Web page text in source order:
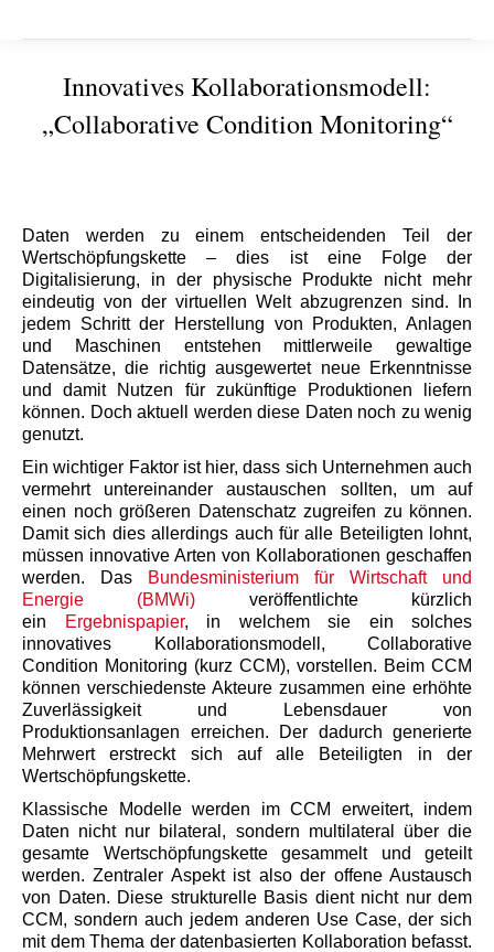
Innovatives Kollaborationsmodell:
„Collaborative Condition Monitoring“
Daten werden zu einem entscheidenden Teil der
Wertschöpfungskette – dies ist eine Folge der
Digitalisierung, in der physische Produkte nicht mehr
eindeutig von der virtuellen Welt abzugrenzen sind. In
jedem Schritt der Herstellung von Produkten, Anlagen
und Maschinen entstehen mittlerweile gewaltige
Datensätze, die richtig ausgewertet neue Erkenntnisse
und damit Nutzen für zukünftige Produktionen liefern
können. Doch aktuell werden diese Daten noch zu wenig
genutzt.
Ein wichtiger Faktor ist hier, dass sich Unternehmen auch
vermehrt untereinander austauschen sollten, um auf
einen noch größeren Datenschatz zugreifen zu können.
Damit sich dies allerdings auch für alle Beteiligten lohnt,
müssen innovative Arten von Kollaborationen geschaffen
werden. Das Bundesministerium für Wirtschaft und
Energie (BMWi) veröffentlichte kürzlich
ein
Ergebnispapier, in welchem sie ein solches
innovatives Kollaborationsmodell, Collaborative
Condition Monitoring (kurz CCM), vorstellen. Beim CCM
können verschiedenste Akteure zusammen eine erhöhte
Zuverlässigkeit und Lebensdauer von
Produktionsanlagen erreichen. Der dadurch generierte
Mehrwert erstreckt sich auf alle Beteiligten in der
Wertschöpfungskette.
Klassische Modelle werden im CCM erweitert, indem
Daten nicht nur bilateral, sondern multilateral über die
gesamte Wertschöpfungskette gesammelt und geteilt
werden. Zentraler Aspekt ist also der offene Austausch
von Daten. Diese strukturelle Basis dient nicht nur dem
CCM, sondern auch jedem anderen Use Case, der sich
mit dem Thema der datenbasierten Kollaboration befasst.